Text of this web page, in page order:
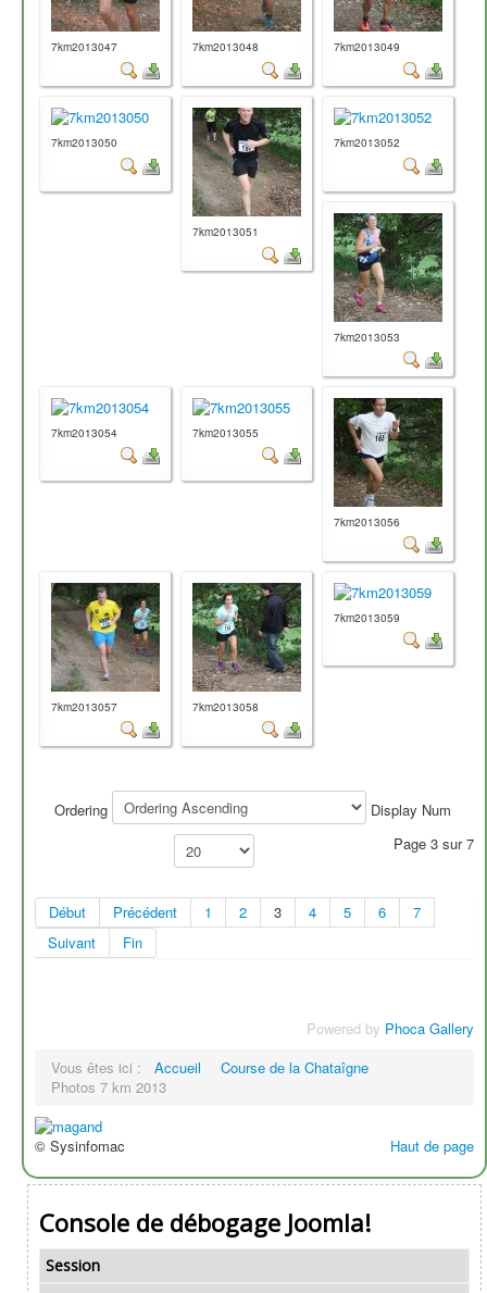
7km2013047 7km2013048 7km2013049
7km2013050
7km2013051
7km2013052
7km2013053
7km2013054 7km2013055
7km2013056
7km2013057 7km2013058
7km2013059
Ordering
Display Num
Page 3 sur 7
Début Précédent 1 2 3 4 5 6
7
Suivant
Fin
Powered by Phoca Gallery
Vous êtes ici :
Accueil
Course de la Chataîgne
Photos 7 km 2013
Haut de page
© Sysinfomac
Console de débogage Joomla!
Session